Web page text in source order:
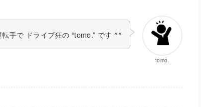
tomo.
手で ドライブ狂の “tomo.” です ^^